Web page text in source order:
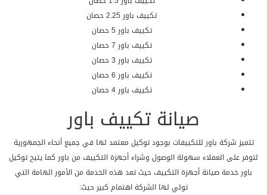
تكييف باور 2.25 حصان
تكييف باور 5 حصان
تكييف باور 7 حصان
تكييف باور 3 حصان
تكييف باور 6 حصان
تكييف باور 4 حصان
صيانة تكييف باور
تتميز شركة باور للتكييفات بوجود توكيل معتمد لها في جميع أنحاء الجمهورية
لتوفر على العملاء سهولة الوصول وشراء أجهزة التكييف من باور كما يتيح توكيل
باور خدمة صيانة أجهزة التكييف حيث تعد هذه الخدمة من الأمور الهامة التي
تولي لها الشركة اهتمام كبير حيث: